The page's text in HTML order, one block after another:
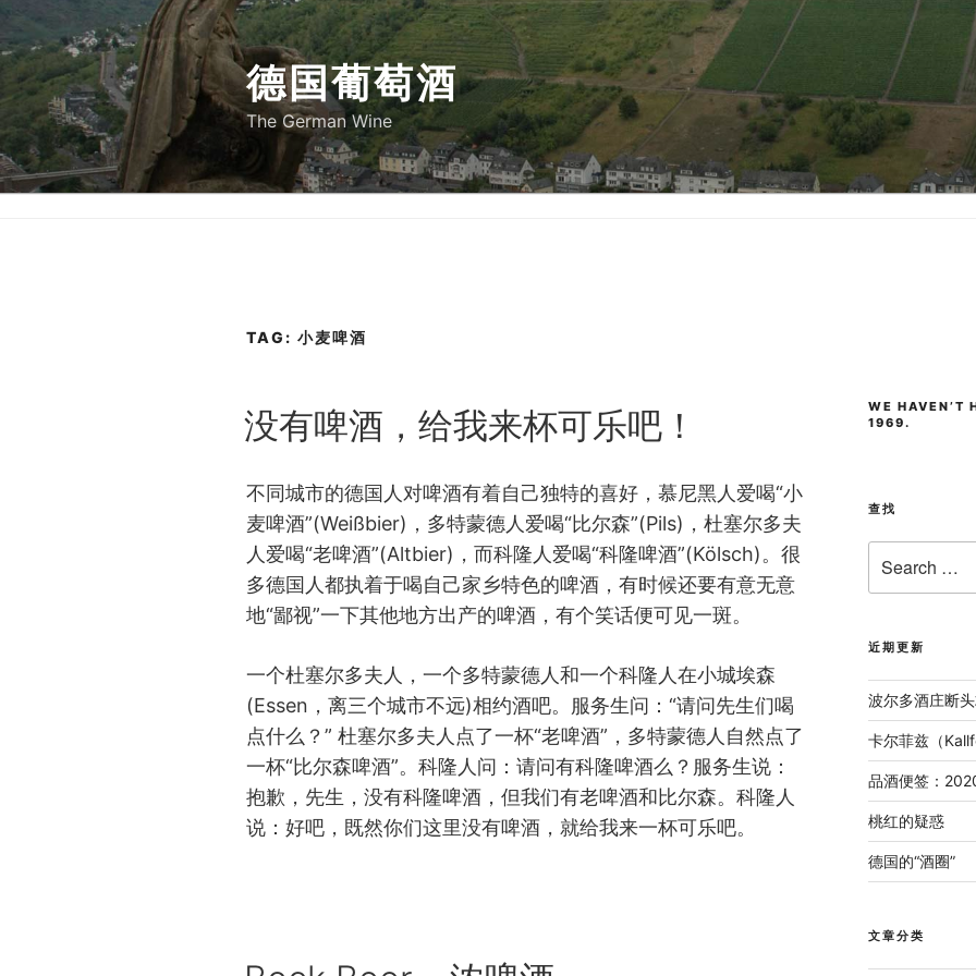
Skip
to
content
德国葡萄酒
The German Wine
TAG: 小麦啤酒
ON
没有啤酒，给我来杯可乐吧！
不同城市的德国人对啤酒有着自己独特的喜好，慕尼黑人爱喝“小
麦啤酒”(Weißbier)，多特蒙德人爱喝“比尔森”(Pils)，杜塞尔多夫
人爱喝“老啤酒”(Altbier)，而科隆人爱喝“科隆啤酒”(Kölsch)。很
多德国人都执着于喝自己家乡特色的啤酒，有时候还要有意无意
地“鄙视”一下其他地方出产的啤酒，有个笑话便可见一斑。
一个杜塞尔多夫人，一个多特蒙德人和一个科隆人在小城埃森
(Essen，离三个城市不远)相约酒吧。服务生问：“请问先生们喝
点什么？” 杜塞尔多夫人点了一杯“老啤酒”，多特蒙德人自然点了
一杯“比尔森啤酒”。科隆人问：请问有科隆啤酒么？服务生说：
抱歉，先生，没有科隆啤酒，但我们有老啤酒和比尔森。科隆人
说：好吧，既然你们这里没有啤酒，就给我来一杯可乐吧。
WE HAVEN’T
1969.
查找
for:
近期更新
波尔多酒庄断
卡尔菲兹（
品酒便签：
桃红的疑惑
德国的“酒圈”
文章分类